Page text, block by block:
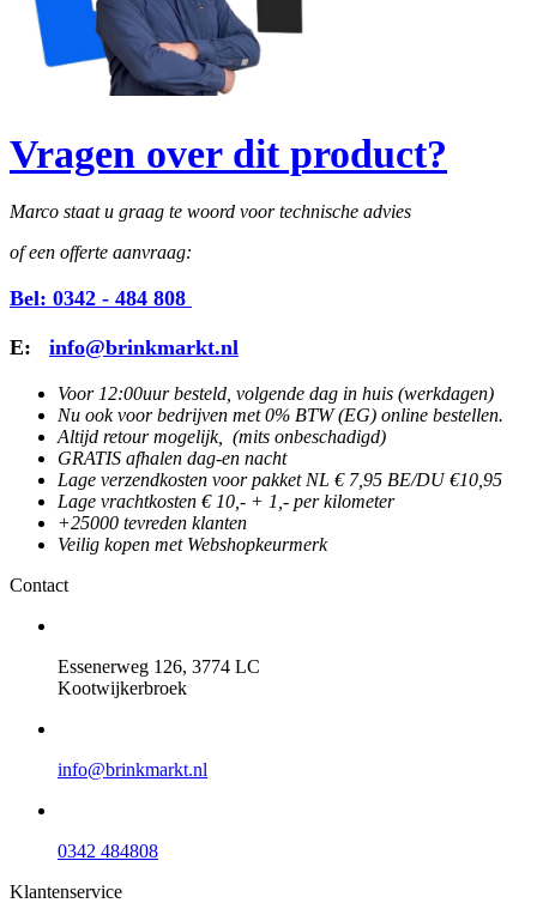
Vragen over dit product?
Marco staat u graag te woord voor technische advies
of een offerte aanvraag:
Bel: 0342 - 484 808
E: info@brinkmarkt.nl
Voor 12:00uur besteld, volgende dag in huis (werkdagen)
Nu ook voor bedrijven met 0% BTW (EG) online bestellen.
Altijd retour mogelijk, (mits onbeschadigd)
GRATIS afhalen dag-en nacht
Lage verzendkosten voor pakket NL € 7,95 BE/DU €10,95
Lage vrachtkosten € 10,- + 1,- per kilometer
+25000 tevreden klanten
Veilig kopen met Webshopkeurmerk
Contact
Essenerweg 126, 3774 LC
Kootwijkerbroek
info@brinkmarkt.nl
0342 484808
Klantenservice